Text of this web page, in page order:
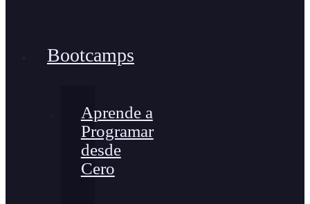
Bootcamps
Aprende a
Programar
desde
Cero